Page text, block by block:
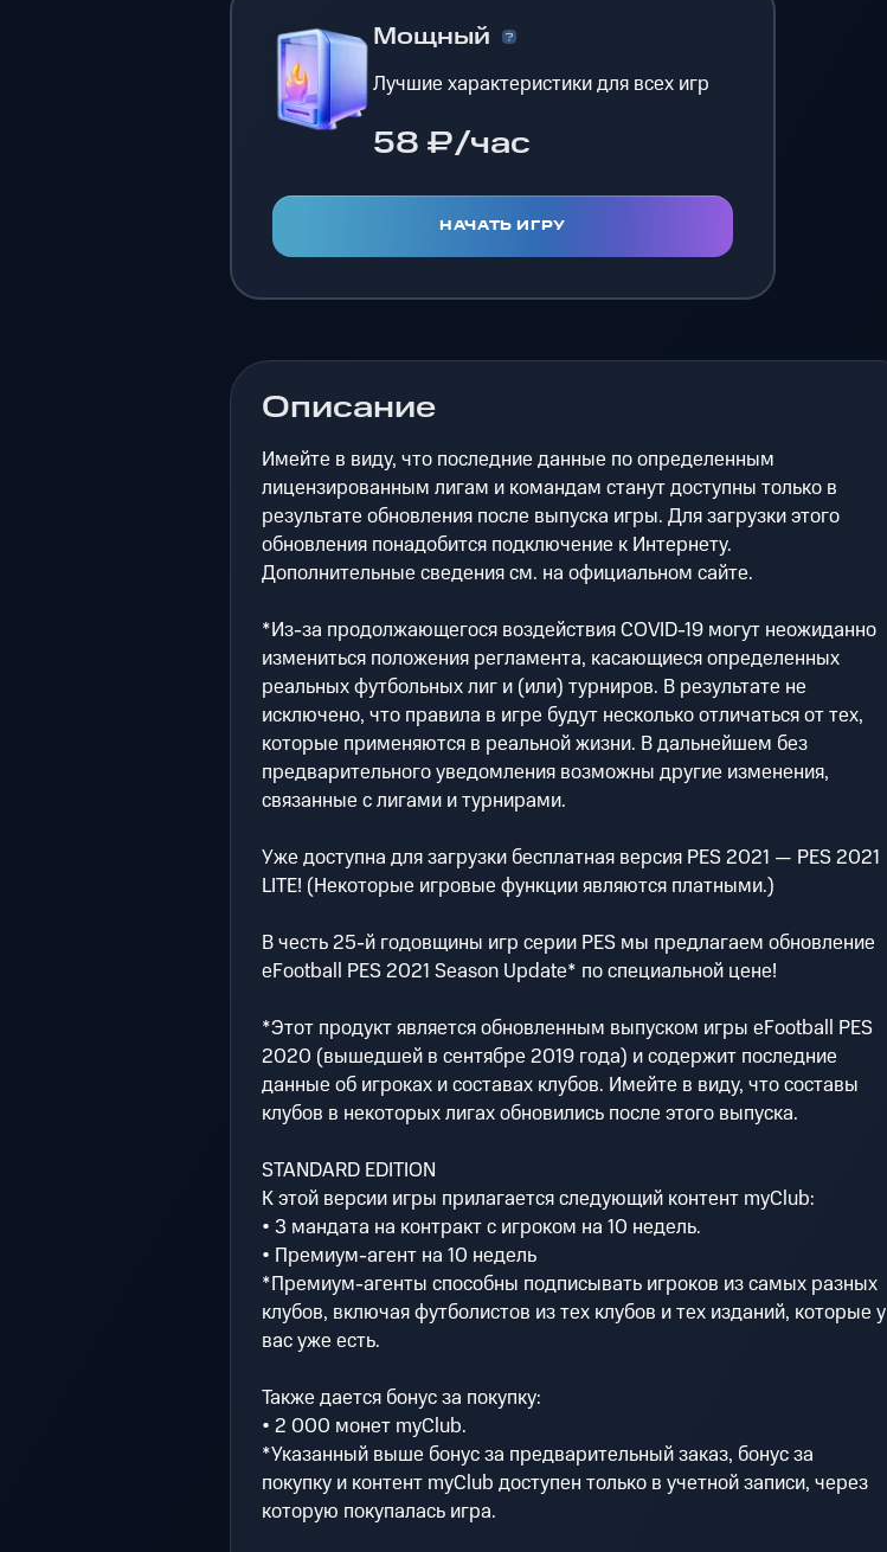
Мощный
Лучшие характеристики для всех игр
58 ₽/час
НАЧАТЬ ИГРУ
Описание
Имейте в виду, что последние данные по определенным
лицензированным лигам и командам станут доступны только в
результате обновления после выпуска игры. Для загрузки этого
обновления понадобится подключение к Интернету.
Дополнительные сведения см. на официальном сайте.
*Из-за продолжающегося воздействия COVID-19 могут неожиданно
измениться положения регламента, касающиеся определенных
реальных футбольных лиг и (или) турниров. В результате не
исключено, что правила в игре будут несколько отличаться от тех,
которые применяются в реальной жизни. В дальнейшем без
предварительного уведомления возможны другие изменения,
связанные с лигами и турнирами.
Уже доступна для загрузки бесплатная версия PES 2021 — PES 2021
LITE! (Некоторые игровые функции являются платными.)
В честь 25-й годовщины игр серии PES мы предлагаем обновление
eFootball PES 2021 Season Update* по специальной цене!
*Этот продукт является обновленным выпуском игры eFootball PES
2020 (вышедшей в сентябре 2019 года) и содержит последние
данные об игроках и составах клубов. Имейте в виду, что составы
клубов в некоторых лигах обновились после этого выпуска.
STANDARD EDITION
К этой версии игры прилагается следующий контент myClub:
• 3 мандата на контракт с игроком на 10 недель.
• Премиум-агент на 10 недель
*Премиум-агенты способны подписывать игроков из самых разных
клубов, включая футболистов из тех клубов и тех изданий, которые у
вас уже есть.
Также дается бонус за покупку:
• 2 000 монет myClub.
*Указанный выше бонус за предварительный заказ, бонус за
покупку и контент myClub доступен только в учетной записи, через
которую покупалась игра.